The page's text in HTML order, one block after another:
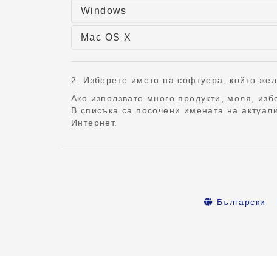
Windows
Mac OS X
2. Изберете името на софтуера, който
Ако използвате много продукти, моля,
В списъка са посочени имената на
Интернет.
Български